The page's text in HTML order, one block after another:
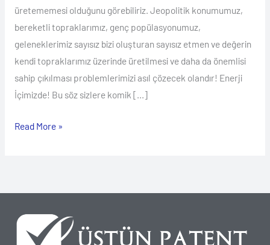
üretememesi olduğunu görebiliriz. Jeopolitik konumumuz,
bereketli topraklarımız, genç popülasyonumuz,
geleneklerimiz sayısız bizi oluşturan sayısız etmen ve değerin
kendi topraklarımız üzerinde üretilmesi ve daha da önemlisi
sahip çıkılması problemlerimizi asıl çözecek olandır! Enerji
İçimizde! Bu söz sizlere komik […]
Read More »